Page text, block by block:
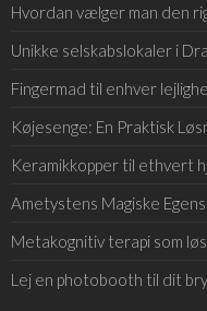
Hvordan vælger man den
Unikke selskabslokaler i
Fingermad til enhver
Køjesenge: En Praktisk
Keramikkopper til ethvert
Ametystens Magiske
Metakognitiv terapi som
Lej en photobooth til dit